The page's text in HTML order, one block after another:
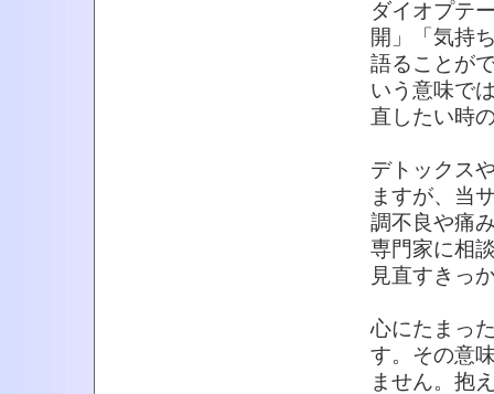
ダイオプテ
開」「気持
語ることが
いう意味で
直したい時
デトックス
ますが、当
調不良や痛
専門家に相
見直すきっ
心にたまっ
す。その意
ません。抱